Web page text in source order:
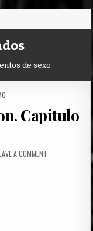
de sexo
Capitulo
A COMMENTON